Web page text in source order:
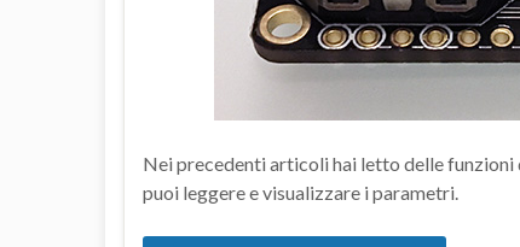
Nei precedenti articoli hai letto delle funzioni
puoi leggere e visualizzare i parametri.